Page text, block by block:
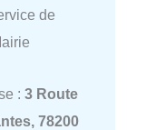
de
: 3 Route
78200